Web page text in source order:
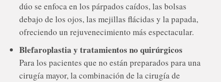
dúo se enfoca en los párpados caídos, las bolsas
debajo de los ojos, las mejillas flácidas y la papada,
ofreciendo un rejuvenecimiento más espectacular.
Blefaroplastia y tratamientos no quirúrgicos
Para los pacientes que no están preparados para una
cirugía mayor, la combinación de la cirugía de